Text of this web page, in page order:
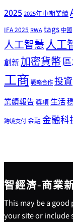
20252025年中期業績
IFA 2025 RWAtags 中國
人工智慧人工
創新加密貨幣
工商戰略合作投資
業績報告獎項生活
跨境支付金融 金融科
智經濟-商業
This may be a
your site or include